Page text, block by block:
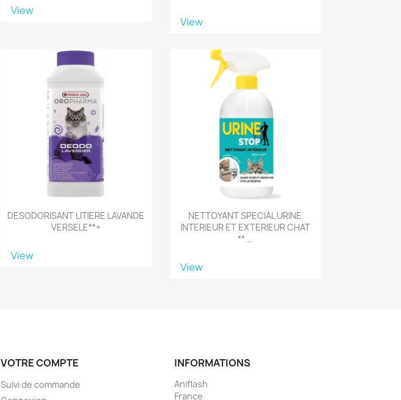
View
View
DESODORISANT LITIERE LAVANDE
VERSELE**+
View
NETTOYANT SPECIAL URINE
INTERIEUR ET EXTERIEUR CHAT
**...
View
VOTRE COMPTE
Suivi de commande
INFORMATIONS
Aniflash
France